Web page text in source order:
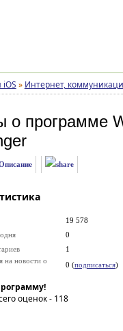
» Интернет,
о программе
19 578
0
1
на новости о
0 (подписаться)
оценок - 118